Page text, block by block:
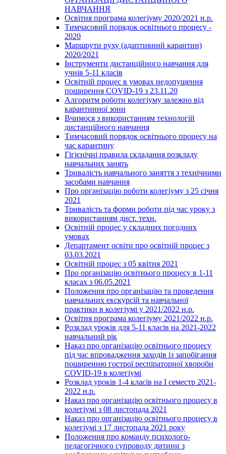
НАВЧАННЯ
Освітня програма колегіуму 2020/2021 н.р.
Тимчасовий порядок освітнього процесу -
2020
Маршрути руху (адаптивний карантин)
2020/2021
Інструменти дистанційного навчання для
учнів 5-11 класів
Освітній процес в умовах недопущення
поширення COVID-19 з 23.11.20
Алгоритм роботи колегіуму залежно від
карантинної зони
Вчимося з використанням технологій
дистанційного навчання
Тимчасовий порядок освітнього процесу на
час карантину
Гігієнічні правила складання розкладу
навчальних занять
Тривалість навчального заняття з технічними
засобами навчання
Про організацію роботи колегіуму з 25 січня
2021
Тривалість та форми роботи під час уроку з
використанням дист. техн.
Освітній процес у складних погодних
умовах
Департамент освіти про освітній процес з
03.03.2021
Освітній процес з 05 квітня 2021
Про організацію освітнього процесу в 1-11
класах з 06.05.2021
Положення про організацію та проведення
навчальних екскурсій та навчальної
практики в колегіумі у 2021/2022 н.р.
Освітня програма колегіуму 2021/2022 н.р.
Розклад уроків для 5-11 класів на 2021-2022
навчальний рік
Наказ про організацію освітнього процесу
під час впровадження заходів із запобігання
поширенню гострої респіраторної хвороби
COVID-19 в колегіумі
Розклад уроків 1-4 класів на І семестр 2021-
2022 н.р.
Наказ про організацію освітнього процесу в
колегіумі з 08 листопада 2021
Наказ про організацію освітнього процесу в
колегіумі з 17 листопада 2021 року
Положення про команду психолого-
педагогічного супроводу дитини з